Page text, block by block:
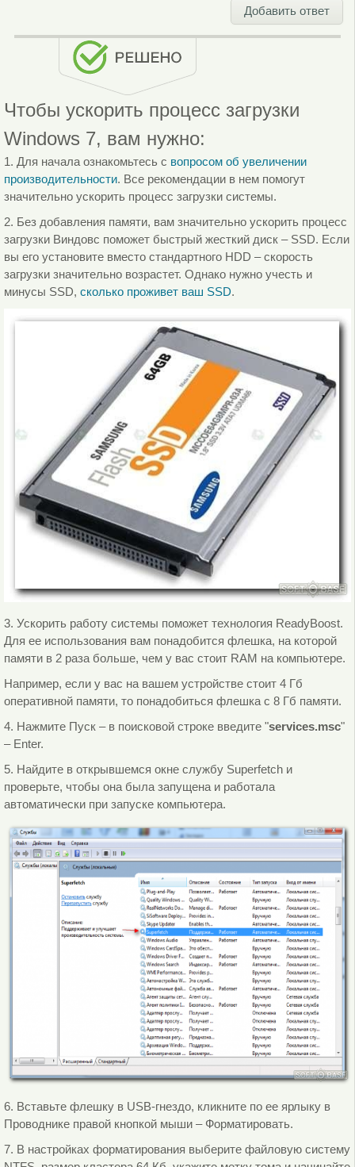
Добавить ответ
Чтобы ускорить процесс загрузки
Windows 7, вам нужно:
1. Для начала ознакомьтесь с вопросом об увеличении
производительности. Все рекомендации в нем помогут
значительно ускорить процесс загрузки системы.
2. Без добавления памяти, вам значительно ускорить процесс
загрузки Виндовс поможет быстрый жесткий диск – SSD. Если
вы его установите вместо стандартного HDD – скорость
загрузки значительно возрастет. Однако нужно учесть и
минусы SSD, сколько проживет ваш SSD.
3. Ускорить работу системы поможет технология ReadyBoost.
Для ее использования вам понадобится флешка, на которой
памяти в 2 раза больше, чем у вас стоит RAM на компьютере.
Например, если у вас на вашем устройстве стоит 4 Гб
оперативной памяти, то понадобиться флешка с 8 Гб памяти.
4. Нажмите Пуск – в поисковой строке введите "services.msc"
– Enter.
5. Найдите в открывшемся окне службу Superfetch и
проверьте, чтобы она была запущена и работала
автоматически при запуске компьютера.
6. Вставьте флешку в USB-гнездо, кликните по ее ярлыку в
Проводнике правой кнопкой мыши – Форматировать.
7. В настройках форматирования выберите файловую систему